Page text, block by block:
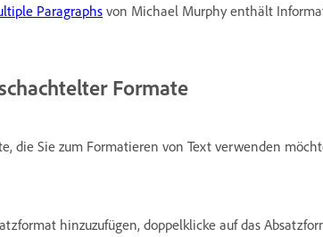
Paragraphsvon Michael Murphy enthält
Formate
die Sie zum Formatieren von Text verwenden
hinzuzufügen, doppelklicke auf das